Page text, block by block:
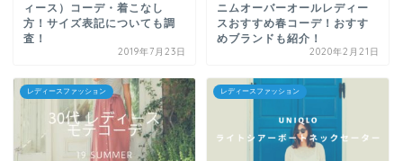
ィース）コーデ・着こなし
方！サイズ表記についても調
査！
2019年7月23日
ニムオーバーオールレディー
スおすすめ春コーデ！おすす
めブランドも紹介！
2020年2月21日
レディースファッション レディースファッション